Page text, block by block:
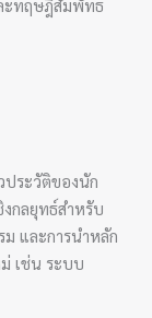
ะทฤษฎีสัมพัทธ
ประวัติของนัก
กลยุทธ์สำหรับ
ม และการนำหลัก
เช่น ระบบ